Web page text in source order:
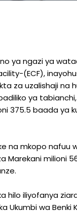
ya ngazi ya
(ECF),
za uzalishaji na
ya
375.5 baada ya
na mkopo nafuu
Marekani milioni
hilo iliyofanya
Ukumbi wa Benki